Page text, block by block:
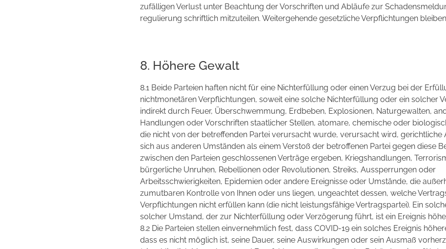
zufälligen Verlust unter Beachtung der Vorschriften und Abläufe zur
regulierung schriftlich mitzuteilen. Weitergehende gesetzliche Verpflichtungen
8. Höhere Gewalt
8.1 Beide Parteien haften nicht für eine Nichterfüllung oder einen Verzug bei der
nichtmonetären Verpflichtungen, soweit eine solche Nichterfüllung oder ein solcher
indirekt durch Feuer, Überschwemmung, Erdbeben, Explosionen, Naturgewalten,
Handlungen oder Vorschriften staatlicher Stellen, atomare, chemische oder
die nicht von der betreffenden Partei verursacht wurde, verursacht wird, gerichtliche
sich aus anderen Umständen als einem Verstoß der betroffenen Partei gegen diese
zwischen den Parteien geschlossenen Verträge ergeben, Kriegshandlungen,
bürgerliche Unruhen, Rebellionen oder Revolutionen, Streiks, Aussperrungen oder
Arbeitsschwierigkeiten, Epidemien oder andere Ereignisse oder Umstände, die
zumutbaren Kontrolle von Ihnen oder uns liegen, ungeachtet dessen, welche
Verpflichtungen nicht erfüllen kann (die nicht leistungsfähige Vertragspartei). Ein
solcher Umstand, der zur Nichterfüllung oder Verzögerung führt, ist ein Ereignis
8.2 Die Parteien stellen einvernehmlich fest, dass COVID-19 ein solches Ereignis
dass es nicht möglich ist, seine Dauer, seine Auswirkungen oder sein Ausmaß